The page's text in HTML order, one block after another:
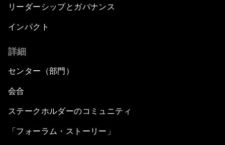
リーダーシップとガバナンス
インパクト
詳細
センター（部門）
会合
ステークホルダーのコミュニティ
「フォーラム・ストーリー」